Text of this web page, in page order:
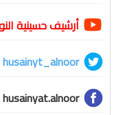
أرشيف حسينية
husainyt_alnoor
husainyat.alnoor